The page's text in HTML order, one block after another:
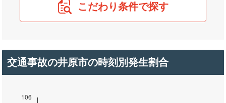
こだわり条件で探す
交通事故の井原市の時刻別発生割合